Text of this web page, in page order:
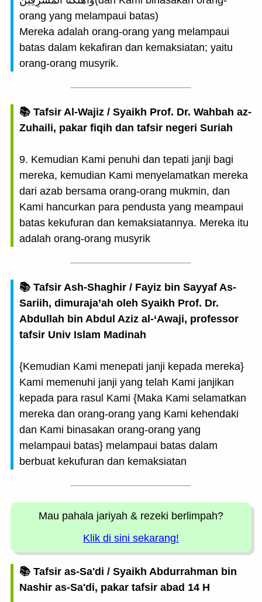
orang yang melampaui batas)
Mereka adalah orang-orang yang melampaui
batas dalam kekafiran dan kemaksiatan; yaitu
orang-orang musyrik.
📚 Tafsir Al-Wajiz / Syaikh Prof. Dr. Wahbah az-
Zuhaili, pakar fiqih dan tafsir negeri Suriah
9. Kemudian Kami penuhi dan tepati janji bagi
mereka, kemudian Kami menyelamatkan mereka
dari azab bersama orang-orang mukmin, dan
Kami hancurkan para pendusta yang meampaui
batas kekufuran dan kemaksiatannya. Mereka itu
adalah orang-orang musyrik
📚 Tafsir Ash-Shaghir / Fayiz bin Sayyaf As-
Sariih, dimuraja’ah oleh Syaikh Prof. Dr.
Abdullah bin Abdul Aziz al-‘Awaji, professor
tafsir Univ Islam Madinah
{Kemudian Kami menepati janji kepada mereka}
Kami memenuhi janji yang telah Kami janjikan
kepada para rasul Kami {Maka Kami selamatkan
mereka dan orang-orang yang Kami kehendaki
dan Kami binasakan orang-orang yang
melampaui batas} melampaui batas dalam
berbuat kekufuran dan kemaksiatan
Mau pahala jariyah & rezeki berlimpah?
Klik di sini sekarang!
📚 Tafsir as-Sa'di / Syaikh Abdurrahman bin
Nashir as-Sa'di, pakar tafsir abad 14 H